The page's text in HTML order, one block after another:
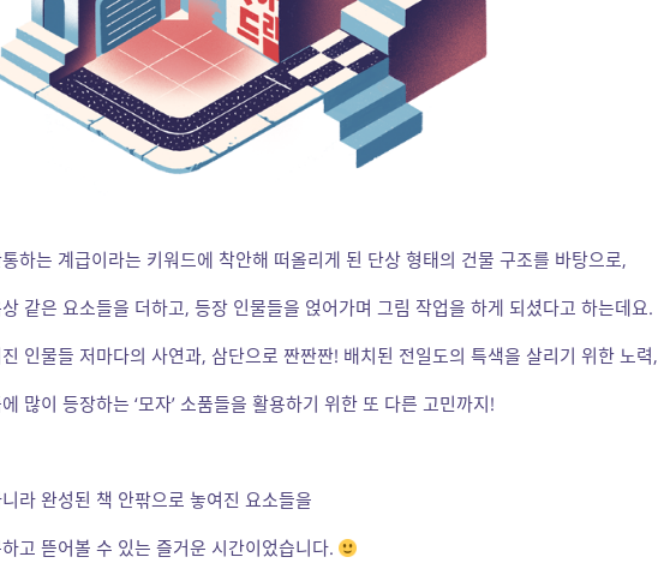
하는 계급이라는 키워드에 착안해 떠올리게 된 단상 형태의 건물 구조를 바탕으로,
같은 요소들을 더하고, 등장 인물들을 얹어가며 그림 작업을 하게 되셨다고 하는데요.
인물들 저마다의 사연과, 삼단으로 짠짠짠! 배치된 전일도의 특색을 살리기 위한 노력,
많이 등장하는 ‘모자’ 소품들을 활용하기 위한 또 다른 고민까지!
라 완성된 책 안팎으로 놓여진 요소들을
고 뜯어볼 수 있는 즐거운 시간이었습니다.